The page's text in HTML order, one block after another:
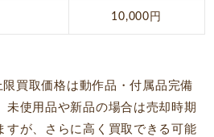
10,000円
買取価格は動作品・付属品完備
未使用品や新品の場合は売却時期
すが、さらに高く買取できる可能